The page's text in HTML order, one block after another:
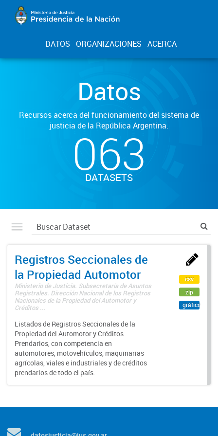
DATOS ORGANIZACIONES ACERCA
Datos
Recursos acerca del funcionamiento del sistema de
justicia de la República Argentina.
063
DATASETS
Registros Seccionales de
la Propiedad Automotor
Ministerio de Justicia. Subsecretaría de Asuntos
Registrales. Dirección Nacional de los Registros
Nacionales de la Propiedad del Automotor y
Créditos ...
Listados de Registros Seccionales de la
Propiedad del Automotor y Créditos
Prendarios, con competencia en
automotores, motovehículos, maquinarias
agrícolas, viales e industriales y de créditos
prendarios de todo el país.
csv
zip
gráfico